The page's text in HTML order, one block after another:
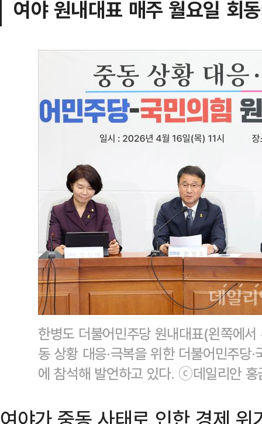
여야 원내대표 매주 월요일 회
한병도 더불어민주당 원내대표(왼쪽에
동 상황 대응·극복을 위한 더불어민주당
에 참석해 발언하고 있다. ⓒ데일리안 홍
여야가 중동 사태로 인한 경제